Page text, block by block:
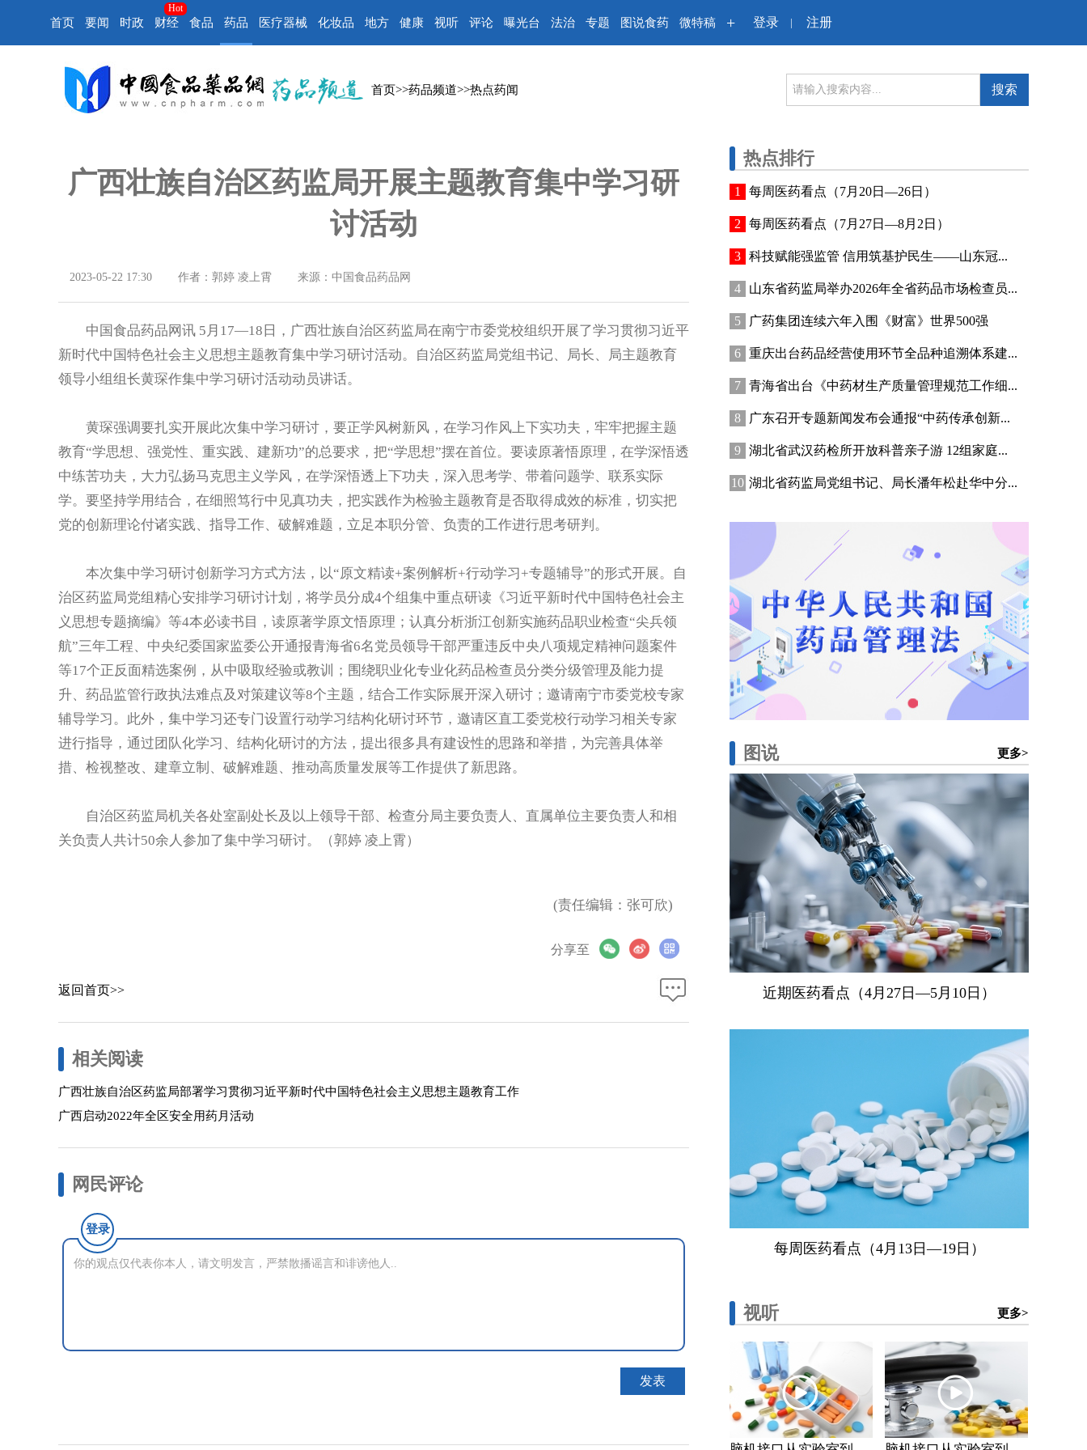
首页 要闻 时政 财经
Hot
食品 药品 医疗器械 化妆品 地方 健康 视听 评论 曝光台 法治 专题 图说食药 微特稿 + 登录 | 注册
首页>>药品频道>>热点药闻 搜索
广西壮族自治区药监局开展主题教育集中学习研
讨活动
2023-05-22 17:30 作者：郭婷 凌上霄 来源：中国食品药品网
中国食品药品网讯 5月17—18日，广西壮族自治区药监局在南宁市委党校组织开展了学习贯彻习近平
新时代中国特色社会主义思想主题教育集中学习研讨活动。自治区药监局党组书记、局长、局主题教育
领导小组组长黄琛作集中学习研讨活动动员讲话。
黄琛强调要扎实开展此次集中学习研讨，要正学风树新风，在学习作风上下实功夫，牢牢把握主题
教育“学思想、强党性、重实践、建新功”的总要求，把“学思想”摆在首位。要读原著悟原理，在学深悟透
中练苦功夫，大力弘扬马克思主义学风，在学深悟透上下功夫，深入思考学、带着问题学、联系实际
学。要坚持学用结合，在细照笃行中见真功夫，把实践作为检验主题教育是否取得成效的标准，切实把
党的创新理论付诸实践、指导工作、破解难题，立足本职分管、负责的工作进行思考研判。
本次集中学习研讨创新学习方式方法，以“原文精读+案例解析+行动学习+专题辅导”的形式开展。自
治区药监局党组精心安排学习研讨计划，将学员分成4个组集中重点研读《习近平新时代中国特色社会主
义思想专题摘编》等4本必读书目，读原著学原文悟原理；认真分析浙江创新实施药品职业检查“尖兵领
航”三年工程、中央纪委国家监委公开通报青海省6名党员领导干部严重违反中央八项规定精神问题案件
等17个正反面精选案例，从中吸取经验或教训；围绕职业化专业化药品检查员分类分级管理及能力提
升、药品监管行政执法难点及对策建议等8个主题，结合工作实际展开深入研讨；邀请南宁市委党校专家
辅导学习。此外，集中学习还专门设置行动学习结构化研讨环节，邀请区直工委党校行动学习相关专家
进行指导，通过团队化学习、结构化研讨的方法，提出很多具有建设性的思路和举措，为完善具体举
措、检视整改、建章立制、破解难题、推动高质量发展等工作提供了新思路。
自治区药监局机关各处室副处长及以上领导干部、检查分局主要负责人、直属单位主要负责人和相
关负责人共计50余人参加了集中学习研讨。（郭婷 凌上霄）
(责任编辑：张可欣)
分享至
返回首页>>
相关阅读
广西壮族自治区药监局部署学习贯彻习近平新时代中国特色社会主义思想主题教育工作
广西启动2022年全区安全用药月活动
网民评论
登录
热点排行
每周医药看点（7月20日—26日）
每周医药看点（7月27日—8月2日）
科技赋能强监管 信用筑基护民生——山东冠...
山东省药监局举办2026年全省药品市场检查员...
广药集团连续六年入围《财富》世界500强
重庆出台药品经营使用环节全品种追溯体系建...
青海省出台《中药材生产质量管理规范工作细...
广东召开专题新闻发布会通报“中药传承创新...
湖北省武汉药检所开放科普亲子游 12组家庭...
湖北省药监局党组书记、局长潘年松赴华中分...
图说 更多>
近期医药看点（4月27日—5月10日）
每周医药看点（4月13日—19日）
视听 更多>